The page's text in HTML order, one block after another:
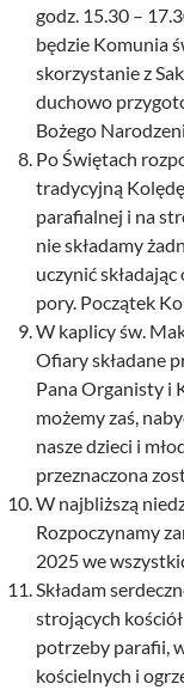
godz. 15.30 –
będzie Komunia
skorzystanie z
duchowo
Bożego
Po Świętach
tradycyjną
parafialnej i na
nie składamy
uczynić
pory. Początek
W kaplicy św.
Ofiary składane
Pana Organisty i
możemy zaś,
nasze dzieci i
przeznaczona
W najbliższą
Rozpoczynamy
2025 we
Składam
strojących
potrzeby parafii,
kościelnych i